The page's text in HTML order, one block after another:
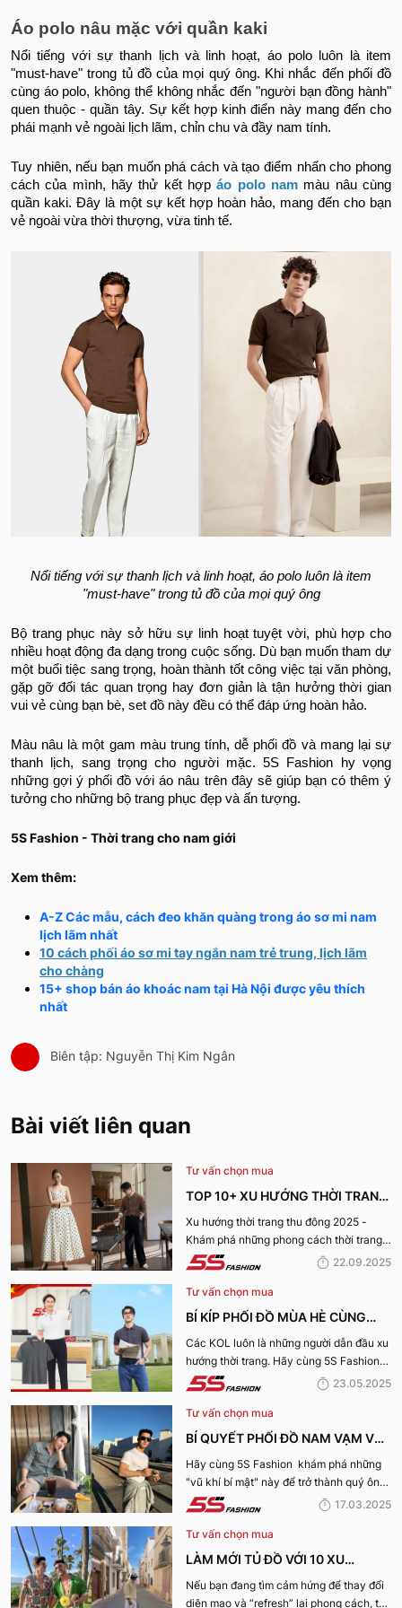
Áo polo nâu mặc với quần kaki
Nổi tiếng với sự thanh lịch và linh hoạt, áo polo luôn là item
"must-have" trong tủ đồ của mọi quý ông. Khi nhắc đến phối đồ
cùng áo polo, không thể không nhắc đến "người bạn đồng hành"
quen thuộc - quần tây. Sự kết hợp kinh điển này mang đến cho
phái mạnh vẻ ngoài lịch lãm, chỉn chu và đầy nam tính.
Tuy nhiên, nếu bạn muốn phá cách và tạo điểm nhấn cho phong
cách của mình, hãy thử kết hợpáo polo nam màu nâu cùng
quần kaki. Đây là một sự kết hợp hoàn hảo, mang đến cho bạn
vẻ ngoài vừa thời thượng, vừa tinh tế.
Nổi tiếng với sự thanh lịch và linh hoạt, áo polo luôn là item
"must-have" trong tủ đồ của mọi quý ông
Bộ trang phục này sở hữu sự linh hoạt tuyệt vời, phù hợp cho
nhiều hoạt động đa dạng trong cuộc sống. Dù bạn muốn tham dự
một buổi tiệc sang trọng, hoàn thành tốt công việc tại văn phòng,
gặp gỡ đối tác quan trọng hay đơn giản là tận hưởng thời gian
vui vẻ cùng bạn bè, set đồ này đều có thể đáp ứng hoàn hảo.
Màu nâu là một gam màu trung tính, dễ phối đồ và mang lại sự
thanh lịch, sang trọng cho người mặc. 5S Fashion hy vọng
những gợi ý phối đồ với áo nâu trên đây sẽ giúp bạn có thêm ý
tưởng cho những bộ trang phục đẹp và ấn tượng.
5S Fashion - Thời trang cho nam giới
Xem thêm:
A-Z Các mẫu, cách đeo khăn quàng trong áo sơ mi nam
lịch lãm nhất
10 cách phối áo sơ mi tay ngắn nam trẻ trung, lịch lãm
cho chàng
15+ shop bán áo khoác nam tại Hà Nội được yêu thích
nhất
Biên tập: Nguyễn Thị Kim Ngân
Bài viết liên quan
Tư vấn chọn mua
TOP 10+ XU HƯỚNG THỜI TRANG
THU ĐÔNG 2025 TRENDY, GÂY
BÃO
Xu hướng thời trang thu đông 2025 -
Khám phá những phong cách thời trang
“làm mưa làm gió” từ sàn runway đến
22.09.2025
Tư vấn chọn mua
BÍ KÍP PHỐI ĐỒ MÙA HÈ CÙNG
KOL 5S FASHION: STYLE THU HÚT
CHO MỌI CHÀNG TRAI
Các KOL luôn là những người dẫn đầu xu
hướng thời trang. Hãy cùng 5S Fashion
điểm qua những bí kíp phối đồ mùa hè
23.05.2025
Tư vấn chọn mua
BÍ QUYẾT PHỐI ĐỒ NAM VẠM VỠ
ĐẸP, THU HÚT PHÁI NỮ
Hãy cùng 5S Fashion khám phá những
"vũ khí bí mật" này để trở thành quý ông
thu hút nhờ “tận dụng” triệt để những ưu
nhé:
17.03.2025
Tư vấn chọn mua
LÀM MỚI TỦ ĐỒ VỚI 10 XU
HƯỚNG THỜI TRANG HOT NHẤT
Nếu bạn đang tìm cảm hứng để thay đổi
diện mạo và “refresh” lại phong cách, thì